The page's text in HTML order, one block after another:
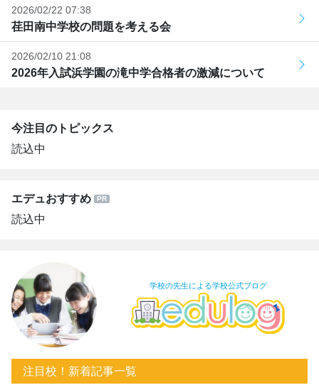
2026/02/22 07:38
荏田南中学校の問題を考える会
2026/02/10 21:08
2026年入試浜学園の滝中学合格者の激減について
今注目のトピックス
読込中
エデュおすすめ
読込中
学校の先生による学校公式ブログ
注目校！新着記事一覧